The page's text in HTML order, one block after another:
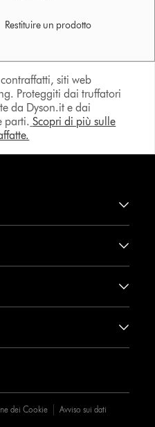
Restituire un prodotto
siti web
Proteggiti dai truffatori
da Dyson.it e dai
parti. Scopri di più sulle
dei Cookie Avviso sui dati